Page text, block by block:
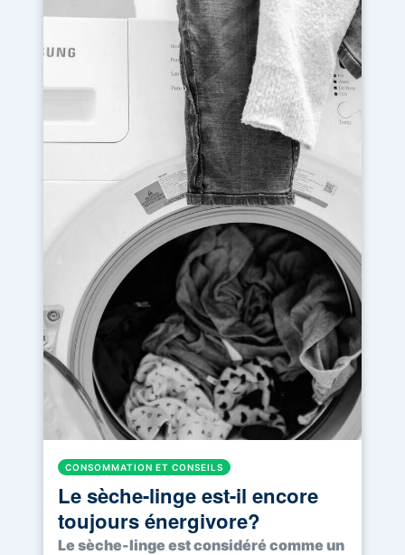
CONSOMMATION ET CONSEILS
Le sèche-linge est-il encore
toujours énergivore?
Le sèche-linge est considéré comme un